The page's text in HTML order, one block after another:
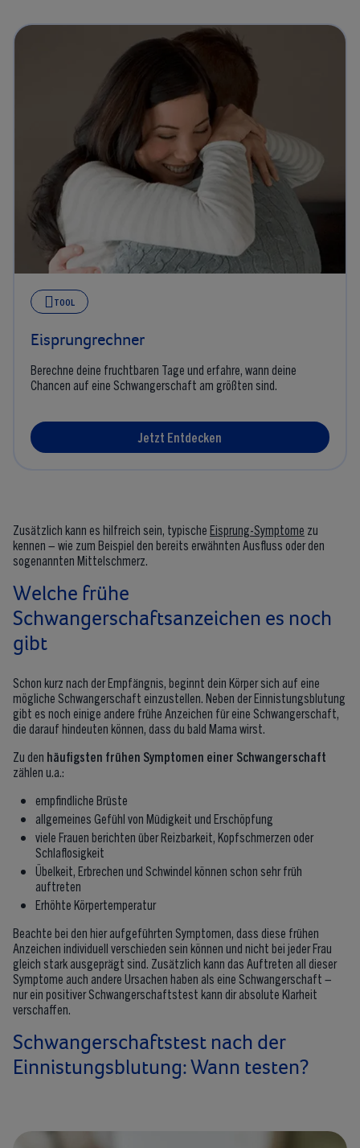
TOOL
Eisprungrechner
Berechne deine fruchtbaren Tage und erfahre, wann deine
Chancen auf eine Schwangerschaft am größten sind.
Jetzt Entdecken
Zusätzlich kann es hilfreich sein, typische Eisprung-Symptome zu
kennen – wie zum Beispiel den bereits erwähnten Ausfluss oder den
sogenannten Mittelschmerz.
Welche frühe
Schwangerschaftsanzeichen es noch
gibt
Schon kurz nach der Empfängnis, beginnt dein Körper sich auf eine
mögliche Schwangerschaft einzustellen. Neben der Einnistungsblutung
gibt es noch einige andere frühe Anzeichen für eine Schwangerschaft,
die darauf hindeuten können, dass du bald Mama wirst.
Zu den häufigsten frühen Symptomen einer Schwangerschaft
zählen u.a.:
empfindliche Brüste
allgemeines Gefühl von Müdigkeit und Erschöpfung
viele Frauen berichten über Reizbarkeit, Kopfschmerzen oder
Schlaflosigkeit
Übelkeit, Erbrechen und Schwindel können schon sehr früh
auftreten
Erhöhte Körpertemperatur
Beachte bei den hier aufgeführten Symptomen, dass diese frühen
Anzeichen individuell verschieden sein können und nicht bei jeder Frau
gleich stark ausgeprägt sind. Zusätzlich kann das Auftreten all dieser
Symptome auch andere Ursachen haben als eine Schwangerschaft –
nur ein positiver Schwangerschaftstest kann dir absolute Klarheit
verschaffen.
Schwangerschaftstest nach der
Einnistungsblutung: Wann testen?